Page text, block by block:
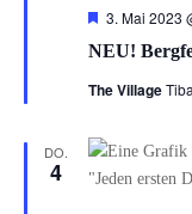
NEU!
3. Mai 2023
The Village
DO.
4